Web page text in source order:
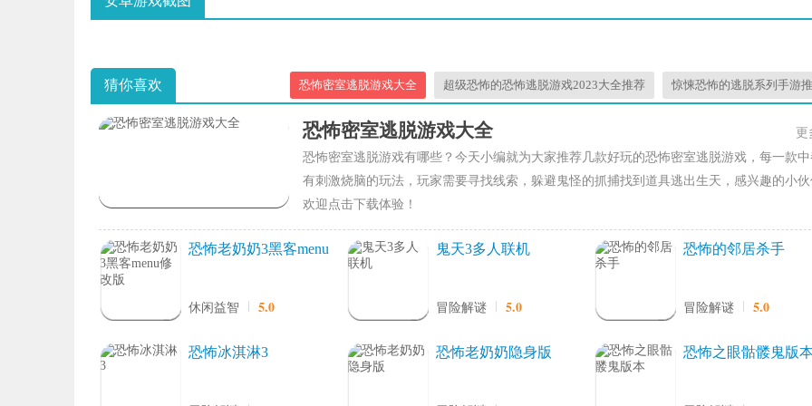
猜你喜欢 恐怖密室逃脱游戏大全 超级恐怖的恐怖逃脱游戏2023大全推荐 惊悚恐怖的逃脱系列手游
恐怖密室逃脱游戏大全
更
恐怖密室逃脱游戏有哪些？今天小编就为大家推荐几款好玩的恐怖密室逃脱游戏，每一款
有刺激烧脑的玩法，玩家需要寻找线索，躲避鬼怪的抓捕找到道具逃出生天，感兴趣的小
欢迎点击下载体验！
恐怖老奶奶3黑客menu
休闲益智 5.0
鬼天3多人联机
冒险解谜 5.0
恐怖的邻居杀手
冒险解谜 5.0
恐怖冰淇淋3 恐怖老奶奶隐身版 恐怖之眼骷髅鬼版